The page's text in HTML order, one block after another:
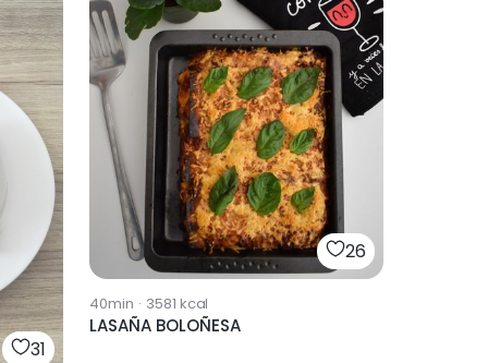
31
26
40min · 3581 kcal
LASAÑA BOLOÑESA